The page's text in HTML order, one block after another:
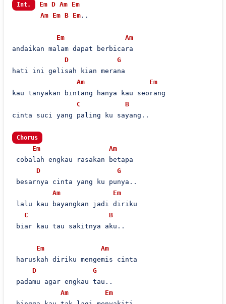
Int. Em D Am
Em
Am
Em B Em..
Em
Am
andaikan malam dapat berbicara
D
G
hati ini gelisah kian merana
Am
Em
kau tanyakan bintang hanya kau seorang
C
B
cinta suci yang paling ku sayang..
Chorus
Em
Am
cobalah engkau rasakan betapa
D
G
besarnya cinta yang ku punya..
Am
Em
lalu kau bayangkan jadi diriku
C
B
biar kau tau sakitnya aku..
Em
Am
haruskah diriku mengemis cinta
D
G
padamu agar engkau tau..
Am
Em